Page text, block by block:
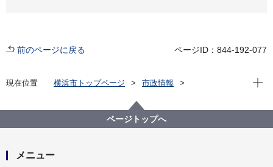
前のページに戻る ページID：844-192-077
現在位置 横浜市トップページ
市政情報
水道事業の課題解決に民間企業と共にＩＣＴ活用・Ｄ
Ｘを推進します!! ～水道ＩＣＴ情報連絡会「第６回情
現在
ページトップへ
メニュー